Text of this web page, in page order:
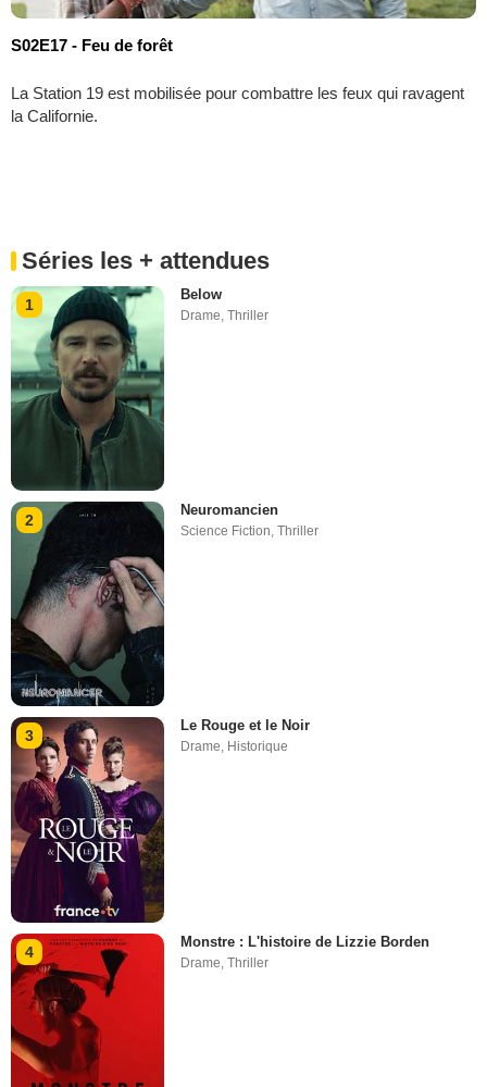
S02E17 - Feu de forêt
La Station 19 est mobilisée pour combattre les feux qui ravagent
la Californie.
Séries les + attendues
1
Below
Drame ,Thriller
2
Neuromancien
Science Fiction,Thriller
3
Le Rouge et le Noir
Drame, Historique
4
Monstre : L'histoire de Lizzie Borden
Drame ,Thriller